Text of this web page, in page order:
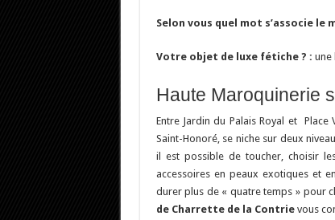
Selon vous quel mot s’associe le
Votre objet de luxe fétiche ? : une
Haute Maroquinerie
Entre Jardin du Palais Royal et
Saint-Honoré, se niche sur deux
il est possible de toucher, choisir
accessoires en peaux exotiques et
durer plus de « quatre temps » pour
de Charrette de la Contrievous